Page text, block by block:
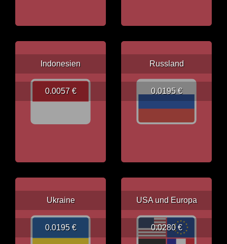
Indonesien
0.0057 €
Russland
0.0195 €
Ukraine
0.0195 €
USA und Europa
0.0280 €